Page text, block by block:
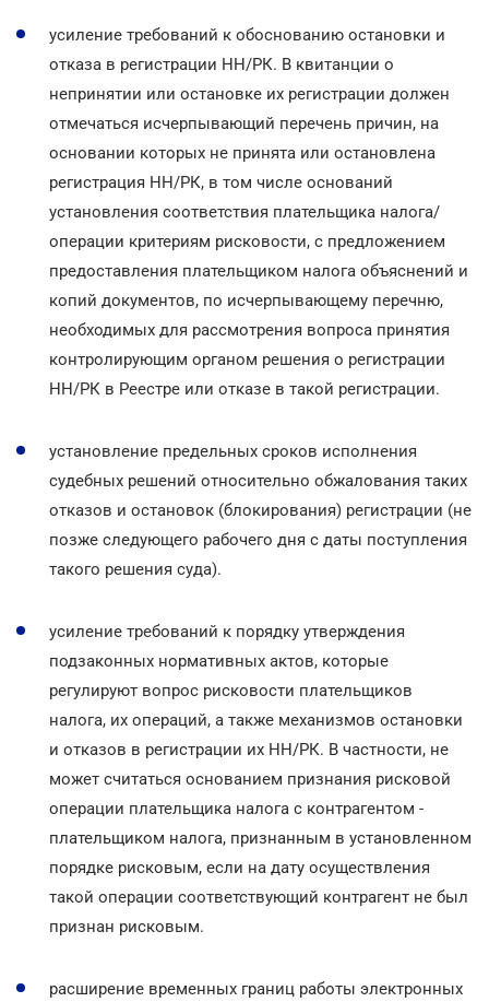
усиление требований к обоснованию остановки и
отказа в регистрации НН/РК. В квитанции о
непринятии или остановке их регистрации должен
отмечаться исчерпывающий перечень причин, на
основании которых не принята или остановлена
регистрация НН/РК, в том числе оснований
установления соответствия плательщика налога/
операции критериям рисковости, с предложением
предоставления плательщиком налога объяснений и
копий документов, по исчерпывающему перечню,
необходимых для рассмотрения вопроса принятия
контролирующим органом решения о регистрации
НН/РК в Реестре или отказе в такой регистрации.
установление предельных сроков исполнения
судебных решений относительно обжалования таких
отказов и остановок (блокирования) регистрации (не
позже следующего рабочего дня с даты поступления
такого решения суда).
усиление требований к порядку утверждения
подзаконных нормативных актов, которые
регулируют вопрос рисковости плательщиков
налога, их операций, а также механизмов остановки
и отказов в регистрации их НН/РК. В частности, не
может считаться основанием признания рисковой
операции плательщика налога с контрагентом -
плательщиком налога, признанным в установленном
порядке рисковым, если на дату осуществления
такой операции соответствующий контрагент не был
признан рисковым.
расширение временных границ работы электронных